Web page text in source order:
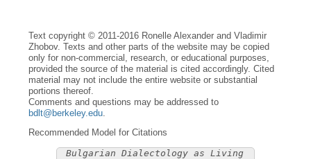
Text copyright © 2011-2016 Ronelle Alexander and Vladimir
Zhobov. Texts and other parts of the website may be copied
only for non-commercial, research, or educational purposes,
provided the source of the material is cited accordingly. Cited
material may not include the entire website or substantial
portions thereof.
Comments and questions may be addressed to
bdlt@berkeley.edu.
Recommended Model for Citations
Bulgarian Dialectology as Living